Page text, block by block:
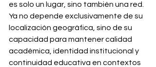
es solo un lugar, sino también una red.
Ya no depende exclusivamente de su
localización geográfica, sino de su
capacidad para mantener calidad
académica, identidad institucional y
continuidad educativa en contextos